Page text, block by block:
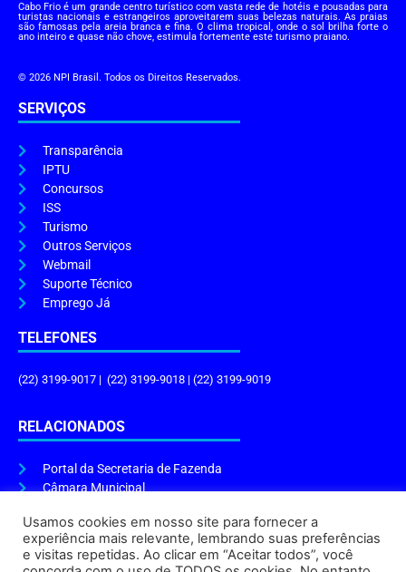
Cabo Frio é um grande centro turístico com vasta rede de hotéis e pousadas para
turistas nacionais e estrangeiros aproveitarem suas belezas naturais. As praias
são famosas pela areia branca e fina. O clima tropical, onde o sol brilha forte o
ano inteiro e quase não chove, estimula fortemente este turismo praiano.
© 2026 NPI Brasil. Todos os Direitos Reservados.
SERVIÇOS
Transparência
IPTU
Concursos
ISS
Turismo
Outros Serviços
Webmail
Suporte Técnico
Emprego Já
TELEFONES
(22) 3199-9017 | (22) 3199-9018 | (22) 3199-9019
RELACIONADOS
Portal da Secretaria de Fazenda
Câmara Municipal
ENDEREÇO E HORÁRIO
Usamos cookies em nosso site para fornecer a
experiência mais relevante, lembrando suas preferências
e visitas repetidas. Ao clicar em “Aceitar todos”, você